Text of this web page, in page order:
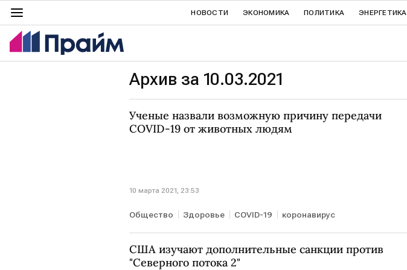
НОВОСТИ ЭКОНОМИКА ПОЛИТИКА ЭНЕРГЕТИКА
Архив за 10.03.2021
Ученые назвали возможную причину передачи
COVID-19 от животных людям
10 марта 2021, 23:53
Общество Здоровье COVID-19 коронавирус
США изучают дополнительные санкции против
"Северного потока 2"